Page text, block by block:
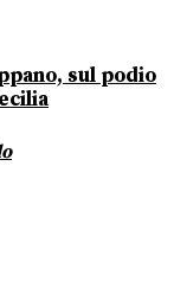
sul podio